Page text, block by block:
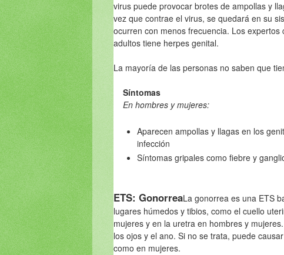
virus puede provocar brotes de ampollas y
vez que contrae el virus, se quedará en su
ocurren con menos frecuencia. Los
adultos tiene herpes genital.
La mayoría de las personas no saben que
Síntomas
En hombres y mujeres:
Aparecen ampollas y llagas en los
infección
Síntomas gripales como fiebre y
ETS: GonorreaLa gonorrea es una ETS
lugares húmedos y tibios, como el cuello
mujeres y en la uretra en hombres y
los ojos y el ano. Si no se trata, puede
como en mujeres.